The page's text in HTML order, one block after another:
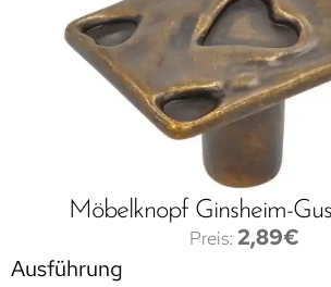
Möbelknopf Ginsheim-
2,89€
Ausführung